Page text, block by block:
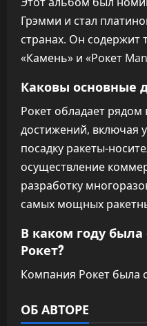
Грэмми и стал
странах. Он содержит
«Камень» и «Рокет
Каковы основные
Рокет обладает
достижений, включая
посадку ракеты-
осуществление
разработку
самых мощных
В каком году
Рокет?
Компания Рокет была
ОБ АВТОРЕ